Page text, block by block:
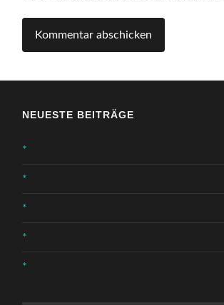
NEUESTE BEITRÄGE
*
*
*
*
*